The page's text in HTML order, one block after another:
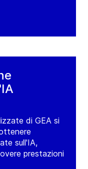
di GEA si
sull'IA,
prestazioni